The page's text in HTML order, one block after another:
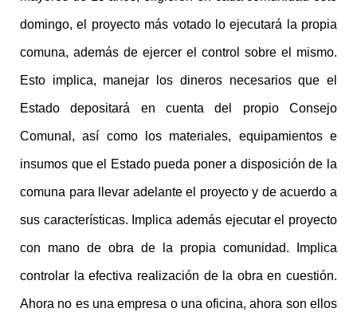
domingo, el proyecto más votado lo ejecutará la propia
comuna, además de ejercer el control sobre el mismo.
Esto implica, manejar los dineros necesarios que el
Estado depositará en cuenta del propio Consejo
Comunal, así como los materiales, equipamientos e
insumos que el Estado pueda poner a disposición de la
comuna para llevar adelante el proyecto y de acuerdo a
sus características. Implica además ejecutar el proyecto
con mano de obra de la propia comunidad. Implica
controlar la efectiva realización de la obra en cuestión.
Ahora no es una empresa o una oficina, ahora son ellos